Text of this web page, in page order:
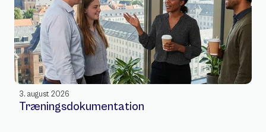
3. august 2026
Træningsdokumentation